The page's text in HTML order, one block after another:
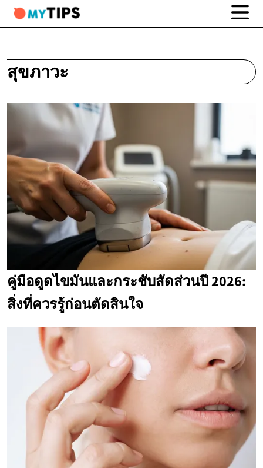
สุขภาวะ
คู่มือดูดไขมันและกระชับสัดส่วนปี 2026:
สิ่งที่ควรรู้ก่อนตัดสินใจ